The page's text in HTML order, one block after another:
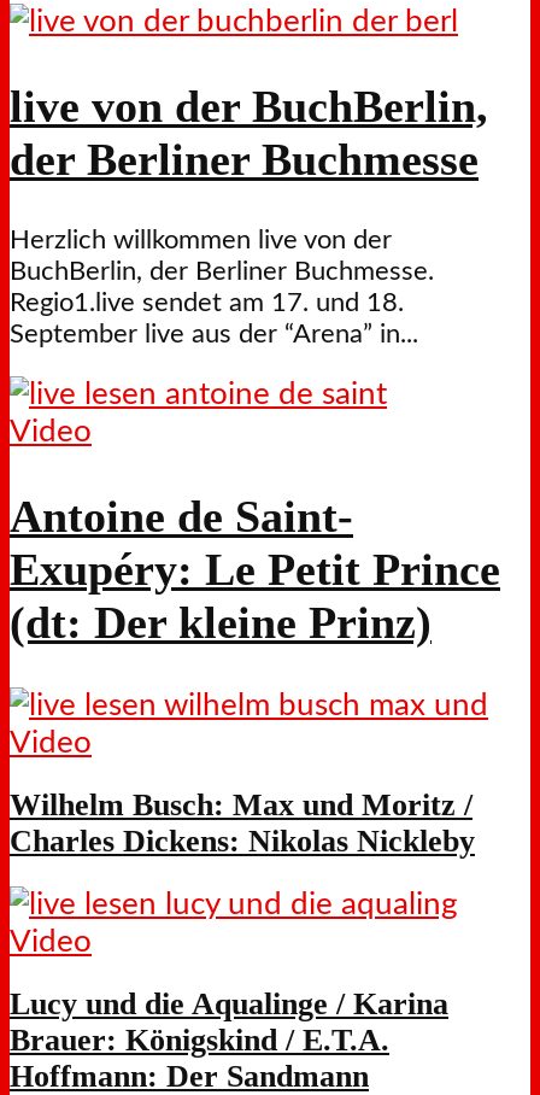
live von der BuchBerlin,
der Berliner Buchmesse
Herzlich willkommen live von der
BuchBerlin, der Berliner Buchmesse.
Regio1.live sendet am 17. und 18.
September live aus der “Arena” in...
Video
Antoine de Saint-
Exupéry: Le Petit Prince
(dt: Der kleine Prinz)
Video
Wilhelm Busch: Max und Moritz /
Charles Dickens: Nikolas Nickleby
Video
Lucy und die Aqualinge / Karina
Brauer: Königskind / E.T.A.
Hoffmann: Der Sandmann